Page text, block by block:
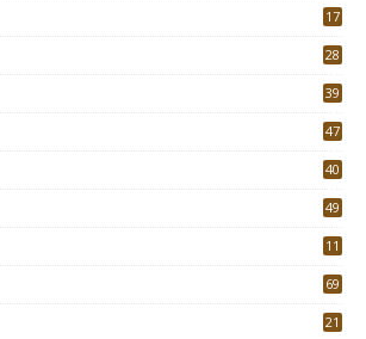
17
28
39
47
40
49
11
69
21